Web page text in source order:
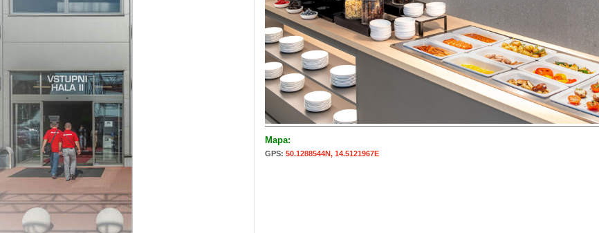
Mapa:
GPS: 50.1288544N, 14.5121967E